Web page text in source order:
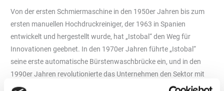
Von der ersten Schmiermaschine in den 1950er Jahren bis zum
ersten manuellen Hochdruckreiniger, der 1963 in Spanien
entwickelt und hergestellt wurde, hat „Istobal“ den Weg für
Innovationen geebnet. In den 1970er Jahren führte „Istobal“
seine erste automatische Bürstenwaschbrücke ein, und in den
1990er Jahren revolutionierte das Unternehmen den Sektor mit
der M-Serie modularer Brücken. Dieses Erbe der Innovation hat